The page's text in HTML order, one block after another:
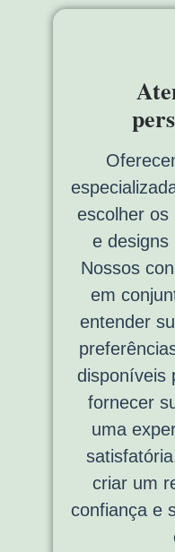
escolher os
e designs
Nossos
em
entender
disponíveis
fornecer
uma
criar um
confiança e